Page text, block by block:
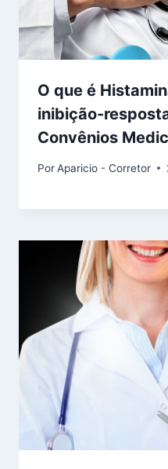
O que é
inibição-
Convênios
PorAparicio - Corretor